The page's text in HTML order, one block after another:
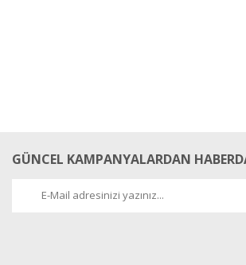
GÜNCEL KAMPANYALARDAN